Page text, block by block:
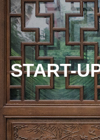
START-